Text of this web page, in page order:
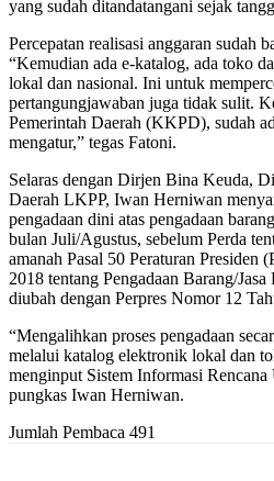
yang sudah ditandatangani sejak
Percepatan realisasi anggaran sudah
“Kemudian ada e-katalog, ada toko
lokal dan nasional. Ini untuk
pertangungjawaban juga tidak sulit.
Pemerintah Daerah (KKPD), sudah
mengatur,” tegas Fatoni.
Selaras dengan Dirjen Bina Keuda,
Daerah LKPP, Iwan Herniwan
pengadaan dini atas pengadaan
bulan Juli/Agustus, sebelum Perda
amanah Pasal 50 Peraturan Presiden
2018 tentang Pengadaan Barang/
diubah dengan Perpres Nomor 12
“Mengalihkan proses pengadaan
melalui katalog elektronik lokal dan
menginput Sistem Informasi
pungkas Iwan Herniwan.
Jumlah Pembaca 491